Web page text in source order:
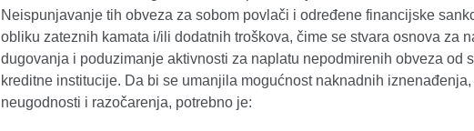
Neispunjavanje tih obveza za sobom povlači i određene financijske
obliku zateznih kamata i/ili dodatnih troškova, čime se stvara osnova za
dugovanja i poduzimanje aktivnosti za naplatu nepodmirenih obveza od
kreditne institucije. Da bi se umanjila mogućnost naknadnih iznenađenja,
neugodnosti i razočarenja, potrebno je: